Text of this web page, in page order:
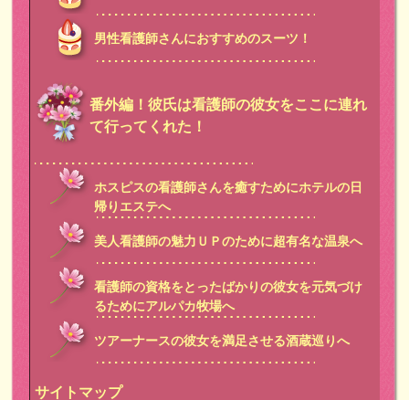
男性看護師さんにおすすめのスーツ！
番外編！彼氏は看護師の彼女をここに連れ
て行ってくれた！
ホスピスの看護師さんを癒すためにホテルの日
帰りエステへ
美人看護師の魅力ＵＰのために超有名な温泉へ
看護師の資格をとったばかりの彼女を元気づけ
るためにアルパカ牧場へ
ツアーナースの彼女を満足させる酒蔵巡りへ
サイトマップ